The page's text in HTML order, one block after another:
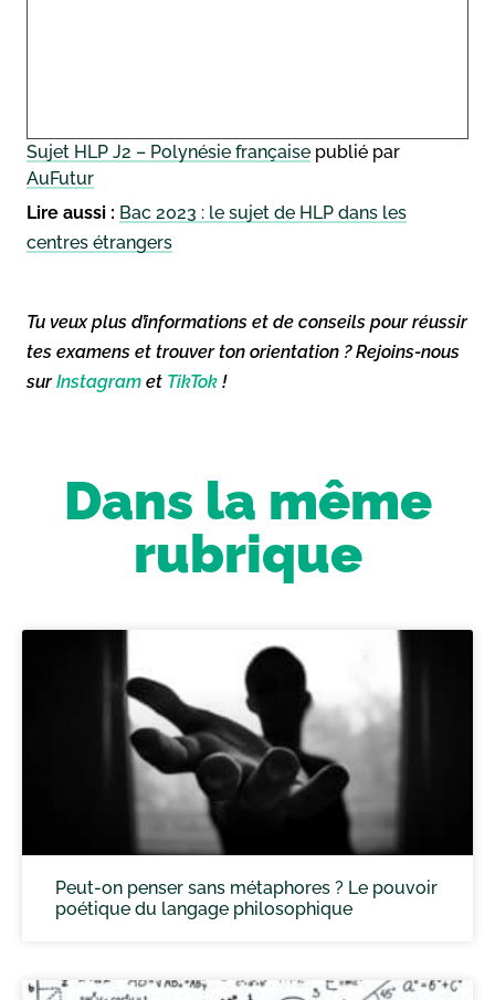
Sujet HLP J2 – Polynésie française publié par
AuFutur
Lire aussi : Bac 2023 : le sujet de HLP dans les
centres étrangers
Tu veux plus d’informations et de conseils pour réussir
tes examens et trouver ton orientation ? Rejoins-nous
surInstagram et TikTok !
Dans la même
rubrique
Peut-on penser sans métaphores ? Le pouvoir
poétique du langage philosophique